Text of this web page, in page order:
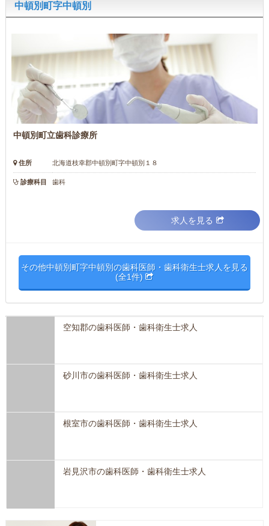
中頓別町字中頓別
中頓別町立歯科診療所
住所 北海道枝幸郡中頓別町字中頓別１８
診療科目 歯科
求人を見る
その他中頓別町字中頓別の歯科医師・歯科衛生士求人を見る
(全1件)
空知郡の歯科医師・歯科衛生士求人
砂川市の歯科医師・歯科衛生士求人
根室市の歯科医師・歯科衛生士求人
岩見沢市の歯科医師・歯科衛生士求人